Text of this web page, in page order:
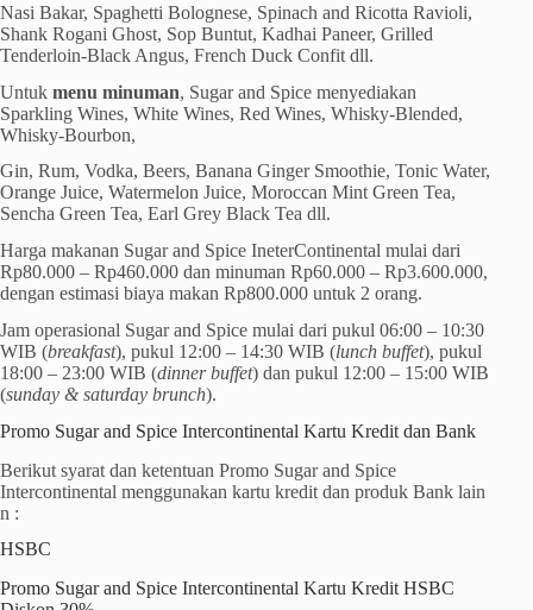
Nasi Bakar, Spaghetti Bolognese, Spinach and Ricotta Ravioli,
Shank Rogani Ghost, Sop Buntut, Kadhai Paneer, Grilled
Tenderloin-Black Angus, French Duck Confit dll.
Untuk menu minuman, Sugar and Spice menyediakan
Sparkling Wines, White Wines, Red Wines, Whisky-Blended,
Whisky-Bourbon,
Gin, Rum, Vodka, Beers, Banana Ginger Smoothie, Tonic Water,
Orange Juice, Watermelon Juice, Moroccan Mint Green Tea,
Sencha Green Tea, Earl Grey Black Tea dll.
Harga makanan Sugar and Spice IneterContinental mulai dari
Rp80.000 – Rp460.000 dan minuman Rp60.000 – Rp3.600.000,
dengan estimasi biaya makan Rp800.000 untuk 2 orang.
Jam operasional Sugar and Spice mulai dari pukul 06:00 – 10:30
WIB (breakfast), pukul 12:00 – 14:30 WIB (lunch buffet), pukul
18:00 – 23:00 WIB (dinner buffet) dan pukul 12:00 – 15:00 WIB
(sunday & saturday brunch).
Promo Sugar and Spice Intercontinental Kartu Kredit dan Bank
Berikut syarat dan ketentuan Promo Sugar and Spice
Intercontinental menggunakan kartu kredit dan produk Bank lain
n :
HSBC
Promo Sugar and Spice Intercontinental Kartu Kredit HSBC